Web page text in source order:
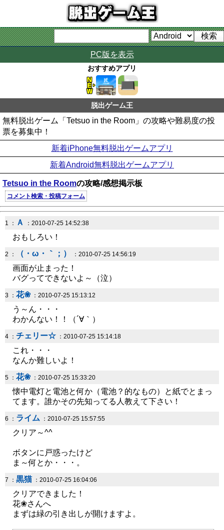
PC版を表示
おすすめアプリ
脱出ゲーム王
無料脱出ゲーム「Tetsuo in the Room」の攻略や難易度の投
票を募集中！
新着iPhone無料脱出ゲームアプリ
新着Android無料脱出ゲームアプリ
Tetsuo in the Roomの攻略/感想掲示板
コメント検索・投稿フォーム
1 ： Ａ ：2010-07-25 14:52:38
おもしろい！
2 ： （・ω・｀；） ：2010-07-25 14:56:19
画面が止まった！
バグってできないよ～（泣）
3 ： 花❀：2010-07-25 15:13:12
う～ん・・・
わかんない！！（´∀｀）
4 ： チェリー☆ ：2010-07-25 15:14:18
これ・・・
なんか難しいよ！
5 ： 花❀：2010-07-25 15:33:20
懐中電灯と電池と何か（電池？的なもの）と紙でとまっ
てます。誰かその先知ってる人教えて下さい！
6 ： ライム ：2010-07-25 15:57:55
クリア～^^
ボタンに戸惑ったけど
ま～何とか・・・。
7 ： 黒猫 ：2010-07-25 16:04:06
クリアできました！
花❀さんへ
まずは緑の引き出しが開けますよ。